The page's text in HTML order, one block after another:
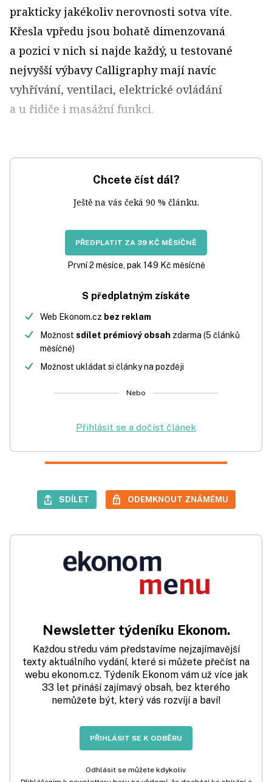
prakticky jakékoliv nerovnosti sotva víte.
Křesla vpředu jsou bohatě dimenzovaná
a pozici v nich si najde každý, u testované
nejvyšší výbavy Calligraphy mají navíc
vyhřívání, ventilaci, elektrické ovládání
a u řidiče i masážní funkci.
Chcete číst dál?
Ještě na vás čeká 90 % článku.
PŘEDPLATIT ZA 39 KČ MĚSÍČNĚ
První 2 měsíce, pak 149 Kč měsíčně
S předplatným získáte
Web Ekonom.cz bez reklam
Možnost sdílet prémiový obsah zdarma (5 článků
měsíčně)
Možnost ukládat si články na později
Nebo
Přihlásit se a dočíst článek
SDÍLET ODEMKNOUT ZNÁMÉMU
Newsletter týdeníku Ekonom.
Každou středu vám představíme nejzajímavější
texty aktuálního vydání, které si můžete přečíst na
webu ekonom.cz. Týdeník Ekonom vám už více jak
33 let přináší zajímavý obsah, bez kterého
nemůžete být, který vás rozvíjí a baví!
PŘIHLÁSIT SE K ODBĚRU
Odhlásit se můžete kdykoliv.